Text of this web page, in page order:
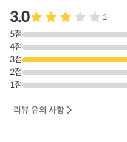
3.0
1
5점
4점
3점
2점
1점
리뷰 유의 사항